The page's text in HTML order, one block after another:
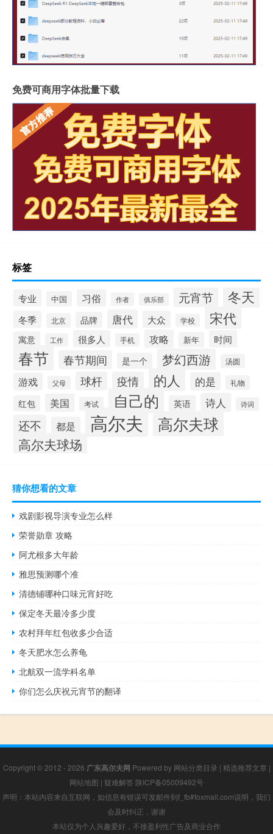
免费可商用字体批量下载
标签
专业 中国 习俗 作者 俱乐部 元宵节 冬天
冬季 北京 品牌 唐代 大众 学校 宋代
寓意 工作 很多人 手机 攻略 新年 时间
春节 春节期间 是一个 梦幻西游 汤圆
游戏 父母 球杆 疫情 的人 的是 礼物
红包 美国 考试 自己的 英语 诗人 诗词
还不 都是 高尔夫 高尔夫球
高尔夫球场
猜你想看的文章
戏剧影视导演专业怎么样
荣誉勋章 攻略
阿尤根多大年龄
雅思预测哪个准
清德铺哪种口味元宵好吃
保定冬天最冷多少度
农村拜年红包收多少合适
冬天肥水怎么养龟
北航双一流学科名单
你们怎么庆祝元宵节的翻译
Copyright © 2012 - 2026 广东高尔夫网 Powered by 网站分类目录 | 精选推荐文章 |
网站地图 | 疑难解答 陕ICP备05009492号
声明：本站内容来自互联网，如信息有错误可发邮件到f_fb#foxmail.com说明，我们
会及时纠正，谢谢
本站仅为个人兴趣爱好，不接盈利性广告及商业合作